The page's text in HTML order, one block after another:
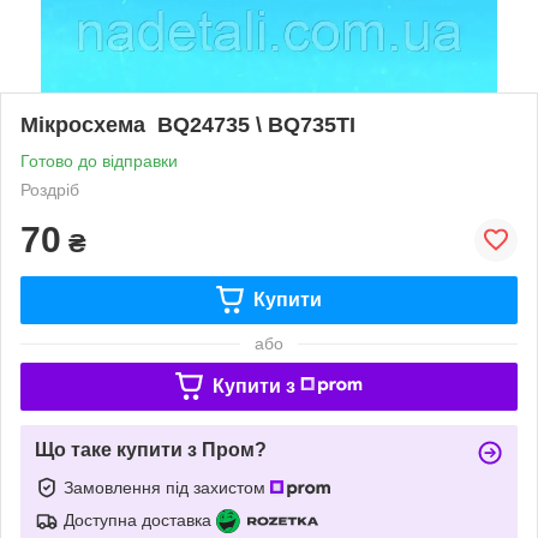
Мікросхема BQ24735 \ BQ735TI
Готово до відправки
Роздріб
70 ₴
Купити
або
Купити з
Що таке купити з Пром?
Замовлення під захистом
Доступна доставка